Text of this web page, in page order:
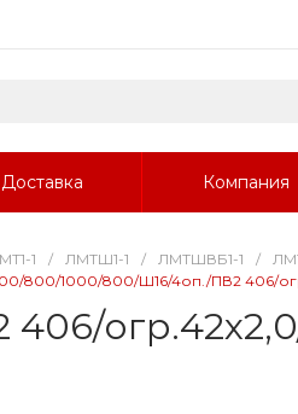
Доставка Компания
1 / ЛМТШ1-1 / ЛМТШВБ1-1 /
800/1000/800/Ш16/4оп./ПВ2 406/